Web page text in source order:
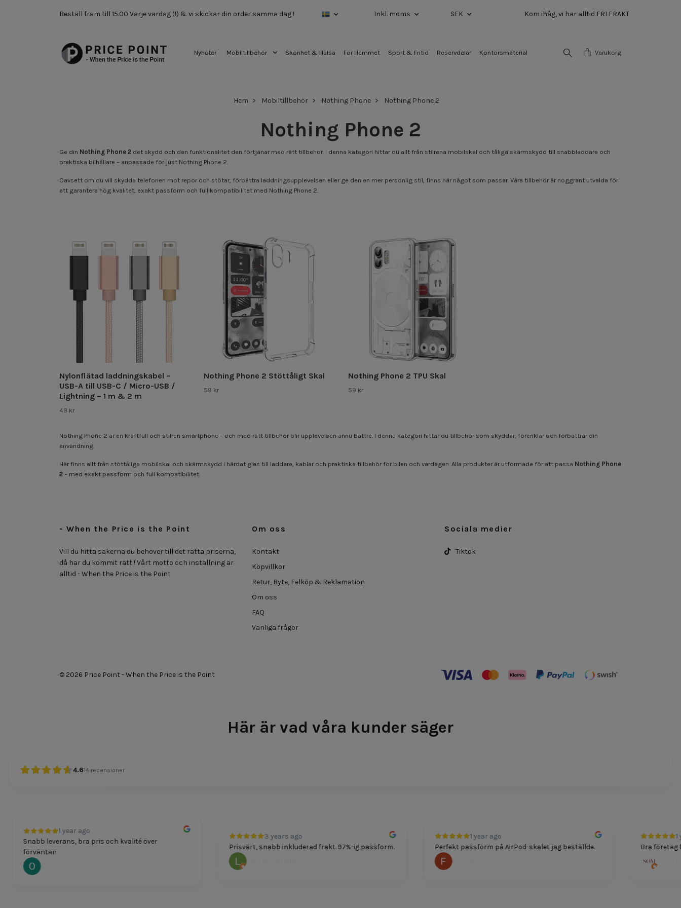
Beställ fram till 15.00 Varje vardag (!) & vi skickar din order samma dag ! Inkl. moms SEK Kom ihåg, vi har alltid FRI FRAKT
Nyheter Mobiltillbehör Skönhet & Hälsa För Hemmet Sport & Fritid Reservdelar Kontorsmaterial Varukorg
Hem Mobiltillbehör Nothing Phone Nothing Phone 2
Nothing Phone 2
Ge din Nothing Phone 2 det skydd och den funktionalitet den förtjänar med rätt tillbehör. I denna kategori hittar du allt från stilrena mobilskal och tåliga skärmskydd till snabbladdare och
praktiska bilhållare – anpassade för just Nothing Phone 2.
Oavsett om du vill skydda telefonen mot repor och stötar, förbättra laddningsupplevelsen eller ge den en mer personlig stil, finns här något som passar. Våra tillbehör är noggrant utvalda för
att garantera hög kvalitet, exakt passform och full kompatibilitet med Nothing Phone 2.
Nylonflätad laddningskabel –
USB-A till USB-C / Micro-USB /
Lightning – 1 m & 2 m
49 kr
Nothing Phone 2 Stöttåligt Skal
59 kr
Nothing Phone 2 TPU Skal
59 kr
Nothing Phone 2 är en kraftfull och stilren smartphone – och med rätt tillbehör blir upplevelsen ännu bättre. I denna kategori hittar du tillbehör som skyddar, förenklar och förbättrar din
användning.
Här finns allt från stöttåliga mobilskal och skärmskydd i härdat glas till laddare, kablar och praktiska tillbehör för bilen och vardagen. Alla produkter är utformade för att passa Nothing Phone
2 – med exakt passform och full kompatibilitet.
- When the Price is the Point
Vill du hitta sakerna du behöver till det rätta priserna,
då har du kommit rätt ! Vårt motto och inställning är
alltid - When the Price is the Point
Om oss
Kontakt
Köpvillkor
Retur, Byte, Felköp & Reklamation
Om oss
FAQ
Vanliga frågor
Sociala medier
Tiktok
© 2026 Price Point - When the Price is the Point
Här är vad våra kunder säger
4.614 recensioner
1 year ago
Snabb leverans, bra pris och kvalité över
förväntan
Oscar Svensson
3 years ago
Prisvärt, snabb inkluderad frakt. 97%-ig passform.
Lars Skoglund
1 year ago
Perfekt passform på AirPod-skalet jag beställde.
Felicia
1
Bra företag
Som